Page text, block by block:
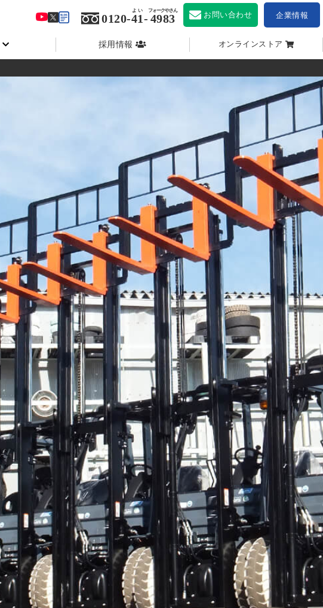
採用情報 オンラインストア
0120-41
よい
- 4983
フォークやさん お問い合わせ 企業情報